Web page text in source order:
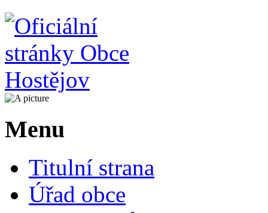
Menu
Titulní strana
Úřad obce